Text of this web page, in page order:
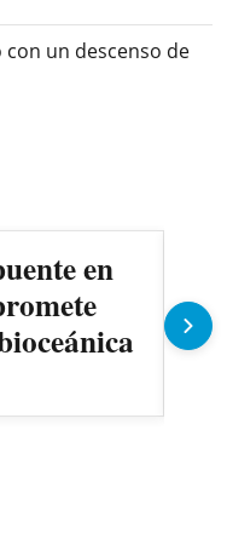
un descenso de
en